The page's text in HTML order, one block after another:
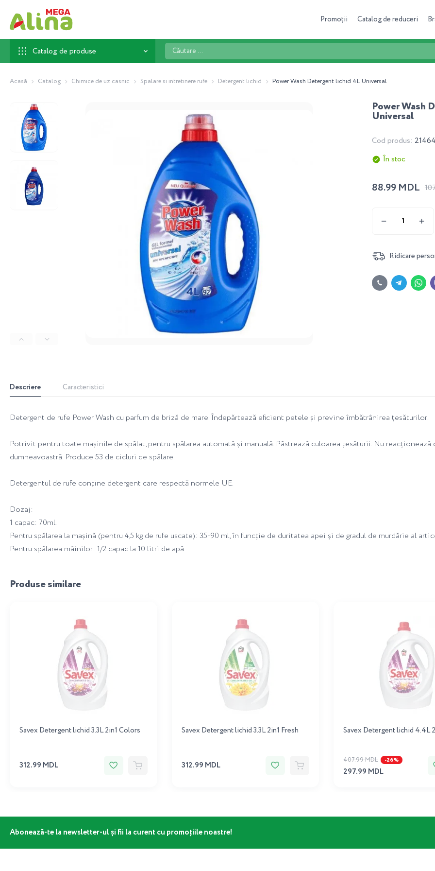
Promoții Catalog de reduceri
Catalog de produse
Căutare
...
Acasă Catalog Chimice de uz casnic Spalare si intretinere rufe Detergent lichid Power Wash Detergent lichid 4L Universal
Power Wash
Universal
Cod produs: 21464
În stoc
88.99 MDL
Ridicare
Descriere Caracteristici
Detergent de rufe Power Wash cu parfum de briză de mare. Îndepărtează eficient petele și previne îmbătrânirea țesăturilor.
Potrivit pentru toate mașinile de spălat, pentru spălarea automată și manuală. Păstrează culoarea țesăturii. Nu
dumneavoastră. Produce 53 de cicluri de spălare.
Detergentul de rufe conține detergent care respectă normele UE.
Dozaj:
1 capac: 70ml.
Pentru spălarea la mașină (pentru 4,5 kg de rufe uscate): 35-90 ml, în funcție de duritatea apei și de gradul de murdărie al
Pentru spălarea mâinilor: 1/2 capac la 10 litri de apă
Produse similare
Savex Detergent lichid 3.3L 2in1 Colors
312.99 MDL
Savex Detergent lichid 3.3L 2in1 Fresh
312.99 MDL
Savex Detergent lichid 4.4L
407.99 MDL -26%
297.99 MDL
Abonează-te la newsletter-ul și fii la curent cu promoțiile noastre!